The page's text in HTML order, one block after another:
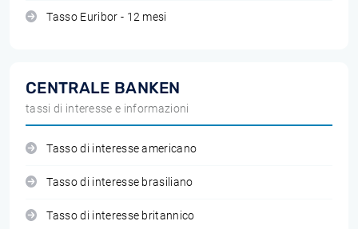
Tasso Euribor - 12 mesi
CENTRALE BANKEN
tassi di interesse e informazioni
Tasso di interesse americano
Tasso di interesse brasiliano
Tasso di interesse britannico